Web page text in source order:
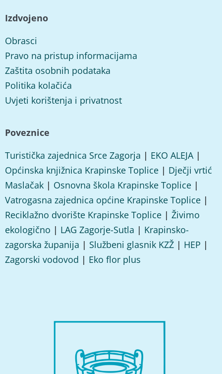
Izdvojeno
Obrasci
Pravo na pristup informacijama
Zaštita osobnih podataka
Politika kolačića
Uvjeti korištenja i privatnost
Poveznice
Turistička zajednica Srce Zagorja | EKO ALEJA|
Općinska knjižnica Krapinske Toplice | Dječji vrtić
Maslačak | Osnovna škola Krapinske Toplice |
Vatrogasna zajednica općine Krapinske Toplice |
Reciklažno dvorište Krapinske Toplice | Živimo
ekologično | LAG Zagorje-Sutla | Krapinsko-
zagorska županija | Službeni glasnik KZŽ | HEP |
Zagorski vodovod | Eko flor plus